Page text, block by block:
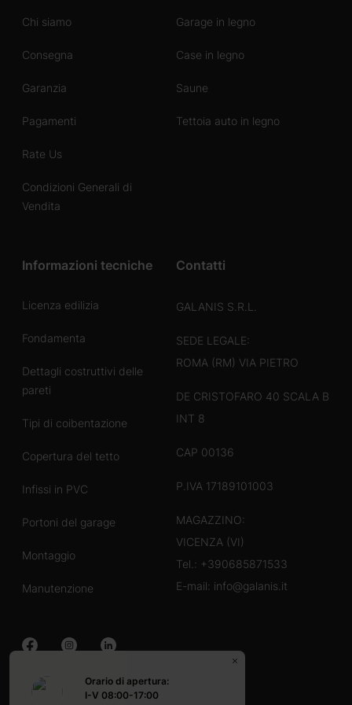
Chi siamo
Consegna
Garanzia
Pagamenti
Rate Us
Condizioni Generali di
Vendita
Garage in legno
Case in legno
Saune
Tettoia auto in legno
Informazioni tecniche
Licenza edilizia
Fondamenta
Dettagli costruttivi delle
pareti
Tipi di coibentazione
Copertura del tetto
Infissi in PVC
Portoni del garage
Montaggio
Manutenzione
Contatti
GALANIS S.R.L.
SEDE LEGALE:
ROMA (RM) VIA PIETRO
DE CRISTOFARO 40 SCALA B
INT 8
CAP 00136
P.IVA 17189101003
MAGAZZINO:
VICENZA (VI)
Tel.: +390685871533
E-mail: info@galanis.it
Case in legno
Orario di apertura:
I-V 08:00-17:00